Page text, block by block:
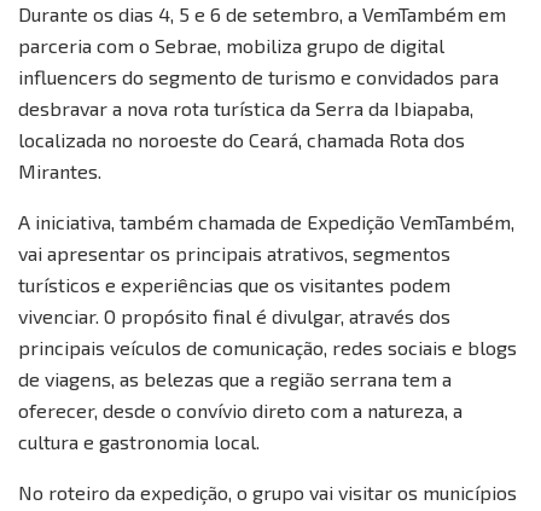
Durante os dias 4, 5 e 6 de setembro, a VemTambém em
parceria com o Sebrae, mobiliza grupo de digital
influencers do segmento de turismo e convidados para
desbravar a nova rota turística da Serra da Ibiapaba,
localizada no noroeste do Ceará, chamada Rota dos
Mirantes.
A iniciativa, também chamada de Expedição VemTambém,
vai apresentar os principais atrativos, segmentos
turísticos e experiências que os visitantes podem
vivenciar. O propósito final é divulgar, através dos
principais veículos de comunicação, redes sociais e blogs
de viagens, as belezas que a região serrana tem a
oferecer, desde o convívio direto com a natureza, a
cultura e gastronomia local.
No roteiro da expedição, o grupo vai visitar os municípios